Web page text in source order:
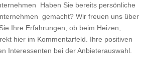
Haben Sie bereits persönliche
gemacht? Wir freuen uns über
Ihre Erfahrungen, ob beim Heizen,
hier im Kommentarfeld. Ihre positiven
Interessenten bei der Anbieterauswahl.